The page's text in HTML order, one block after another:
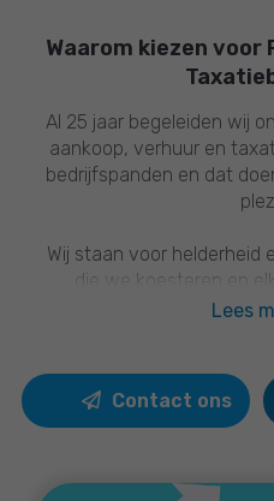
Waarom kiezen
Al 25 jaar begeleiden wij
aankoop, verhuur en
bedrijfspanden en dat
Wij staan voor helderheid
die we koesteren en
Wil je weten wat dieLees
Contact ons